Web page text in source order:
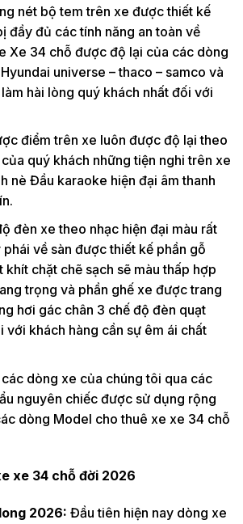
nét bộ tem trên xe được thiết kế
đầy đủ các tính năng an toàn về
Xe 34 chỗ được độ lại của các dòng
universe – thaco – samco và
hài lòng quý khách nhất đối với
điểm trên xe luôn được độ lại theo
quý khách những tiện nghi trên xe
nè Đầu karaoke hiện đại âm thanh
đèn xe theo nhạc hiện đại màu rất
về sàn được thiết kế phần gỗ
khít chặt chẽ sạch sẽ màu thấp hợp
trọng và phần ghế xe được trang
hơi gác chân 3 chế độ đèn quạt
với khách hàng cần sự êm ái chất
dòng xe của chúng tôi qua các
nguyên chiếc được sử dụng rộng
dòng Model cho thuê xe xe 34 chỗ
xe 34 chỗ đời 2026
2026: Đầu tiên hiện nay dòng xe